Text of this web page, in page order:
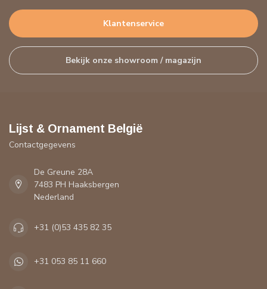
Klantenservice
Bekijk onze showroom / magazijn
Lijst & Ornament België
Contactgegevens
De Greune 28A
7483 PH Haaksbergen
Nederland
+31 (0)53 435 82 35
+31 053 85 11 660